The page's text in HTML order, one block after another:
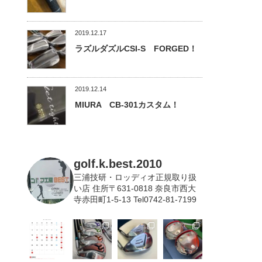
2019.12.17
ラズルダズルCSI-S FORGED！
2019.12.14
MIURA CB-301カスタム！
golf.k.best.2010
三浦技研・ロッディオ正規取り扱
い店 住所〒631-0818 奈良市西大
寺赤田町1-5-13 Tel0742-81-7199